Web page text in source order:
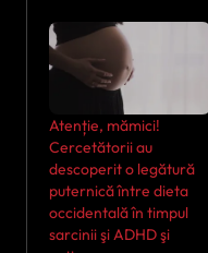
Atenție, mămici!
Cercetătorii au
descoperit o legătură
puternică între dieta
occidentală în timpul
sarcinii şi ADHD şi